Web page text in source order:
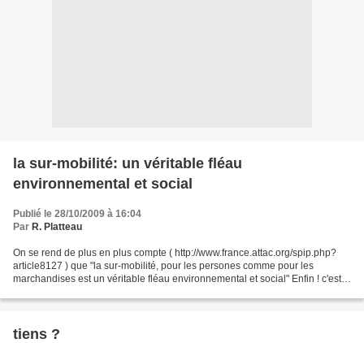
la sur-mobilité: un véritable fléau
environnemental et social
Publié le 28/10/2009 à 16:04
Par R. Platteau
On se rend de plus en plus compte ( http://www.france.attac.org/spip.php?
article8127 ) que "la sur-mobilité, pour les persones comme pour les
marchandises est un véritable fléau environnemental et social" Enfin ! c'est
tiens ?